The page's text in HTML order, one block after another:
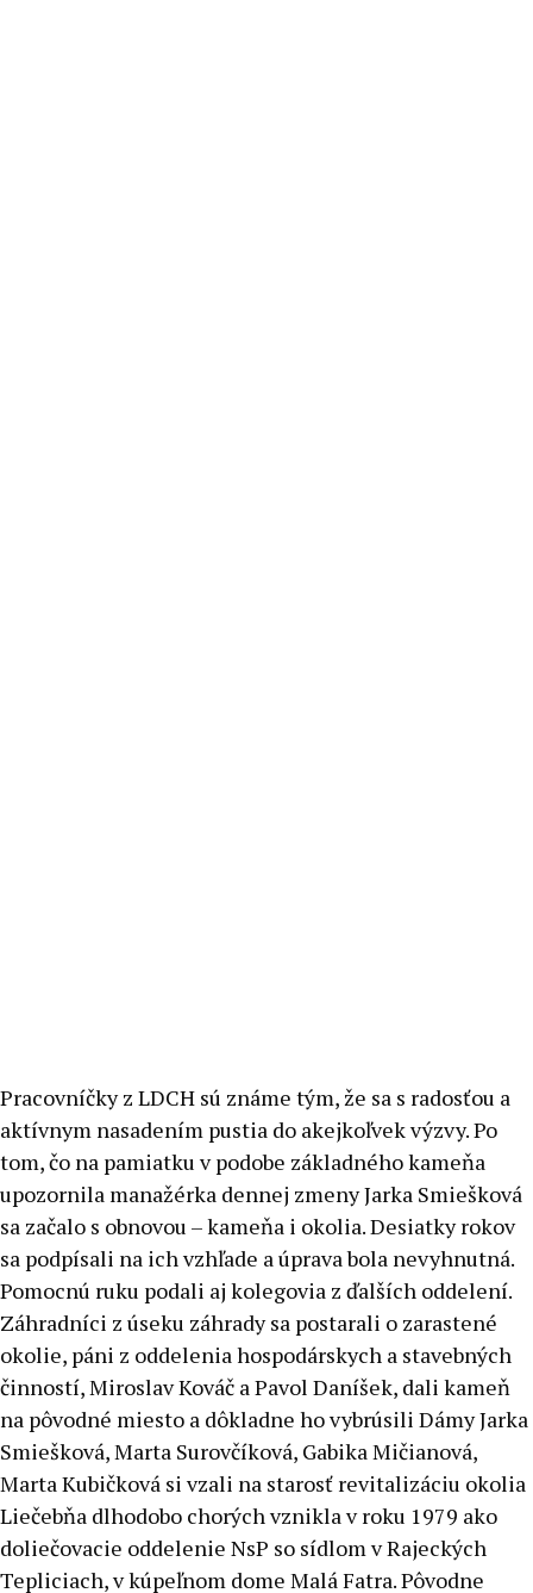
Pracovníčky z LDCH sú známe tým, že sa s radosťou a
aktívnym nasadením pustia do akejkoľvek výzvy. Po
tom, čo na pamiatku v podobe základného kameňa
upozornila manažérka dennej zmeny Jarka Smiešková
sa začalo s obnovou – kameňa i okolia. Desiatky rokov
sa podpísali na ich vzhľade a úprava bola nevyhnutná.
Pomocnú ruku podali aj kolegovia z ďalších oddelení.
Záhradníci z úseku záhrady sa postarali o zarastené
okolie, páni z oddelenia hospodárskych a stavebných
činností, Miroslav Kováč a Pavol Daníšek, dali kameň
na pôvodné miesto a dôkladne ho vybrúsili Dámy Jarka
Smiešková, Marta Surovčíková, Gabika Mičianová,
Marta Kubičková si vzali na starosť revitalizáciu okolia
Liečebňa dlhodobo chorých vznikla v roku 1979 ako
doliečovacie oddelenie NsP so sídlom v Rajeckých
Tepliciach, v kúpeľnom dome Malá Fatra. Pôvodne